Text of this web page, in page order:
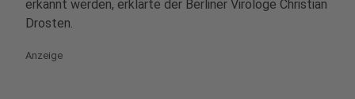
erkannt werden, erklärte der Berliner Virologe Christian
Drosten.
Anzeige